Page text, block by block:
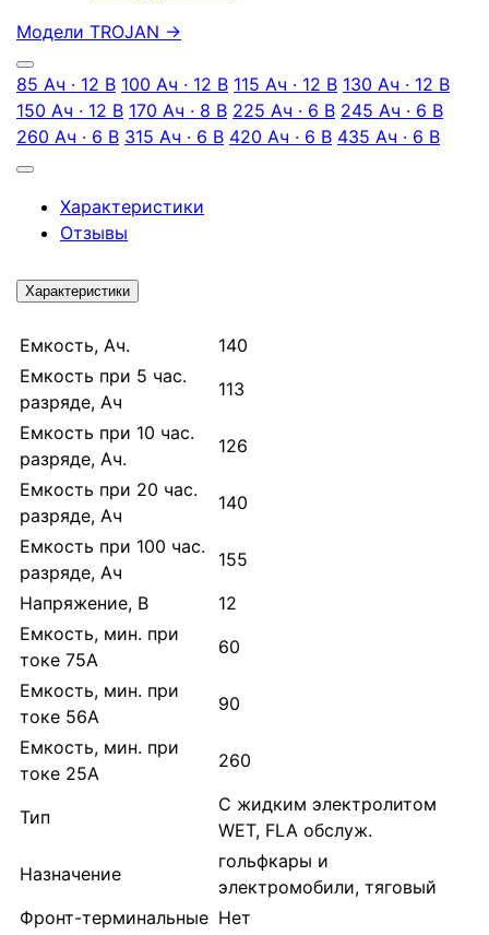
Модели TROJAN →
85 Ач · 12 В 100 Ач · 12 В 115 Ач · 12 В 130 Ач · 12 В
150 Ач · 12 В 170 Ач · 8 В 225 Ач · 6 В 245 Ач · 6 В
260 Ач · 6 В 315 Ач · 6 В 420 Ач · 6 В 435 Ач · 6 В
Характеристики
Отзывы
Характеристики
Емкость, Ач.
140
Емкость при 5 час.
разряде, Ач
113
Емкость при 10 час.
разряде, Ач.
126
Емкость при 20 час.
разряде, Ач
140
Емкость при 100 час.
разряде, Ач
155
Напряжение, В
12
Емкость, мин. при
токе 75А
60
Емкость, мин. при
токе 56А
90
Емкость, мин. при
токе 25А
260
Тип
С жидким электролитом
WET, FLA обслуж.
Назначение
гольфкары и
электромобили, тяговый
Фронт-терминальные Нет